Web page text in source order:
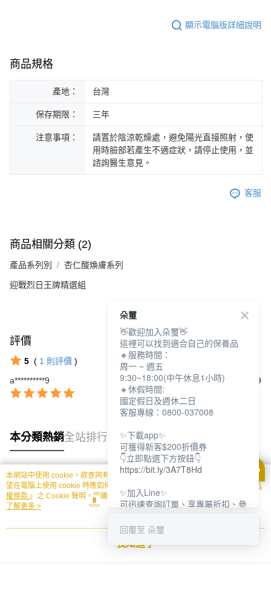
顯示電腦版詳細說明
商品規格
產地： 台灣
保存期限： 三年
注意事項：
請置於陰涼乾燥處，避免陽光直接照射，使
用時臉部若產生不適症狀，請停止使用，並
諮詢醫生意見。
客服
商品相關分類 (2)
產品系列別 杏仁酸煥膚系列
迎戰烈日王牌精選組
評價 查看全部
5 ( 1 則評價 )
a**********9
2026/01/29
本分類熱銷全站排行
熱門標籤
本網站中使用 cookie，欲查詢有關本網站使用 cookie 方式之詳情，及若您不希
望在電腦上使用 cookie 時應如何變更電腦的 cookie 設定，請參閱本網站「
隱私
權條款 」之 Cookie 聲明。您繼續使用本網站即表示您同意本公司得按本網站使
用條款之 Cookie 聲明使用 cookie。
了解更多 >
我知道了
朵璽
👋歡迎加入朵璽👋
這裡可以找到適合自己的保養品
🔸服務時間：
周一 ~ 週五
9:30~18:00(中午休息1小時)
🔸休假時間:
國定假日及週休二日
客服專線：0800-037008
✨下載app✨
可獲得新客$200折價券
👇立即點選下方按鈕👇
https://bit.ly/3A7T8Hd
✨加入Line✨
可迅速查詢訂單、享專屬折扣、參
👇立即點選下方按鈕👇
回覆至 朵璽